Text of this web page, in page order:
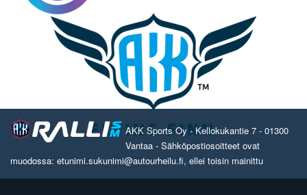
AKK Sports Oy - Kellokukantie 7 - 01300
Vantaa - Sähköpostiosoitteet ovat
muodossa: etunimi.sukunimi@autourheilu.fi, ellei toisin mainittu